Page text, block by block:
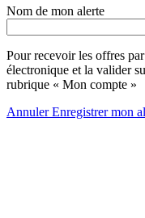
Nom de mon alerte
Pour recevoir les offres
électronique et la valider
rubrique « Mon compte »
AnnulerEnregistrer mon